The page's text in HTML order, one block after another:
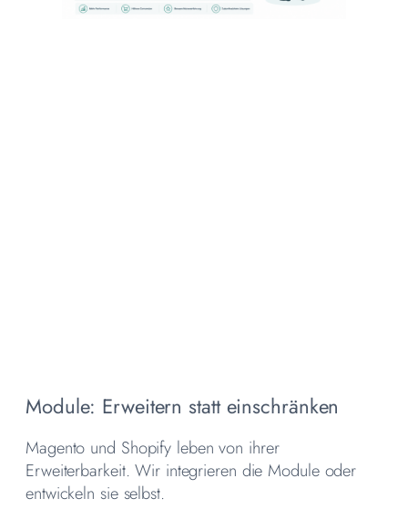
Module: Erweitern statt einschränken
Magento und Shopify leben von ihrer
Erweiterbarkeit. Wir integrieren die Module oder
entwickeln sie selbst.